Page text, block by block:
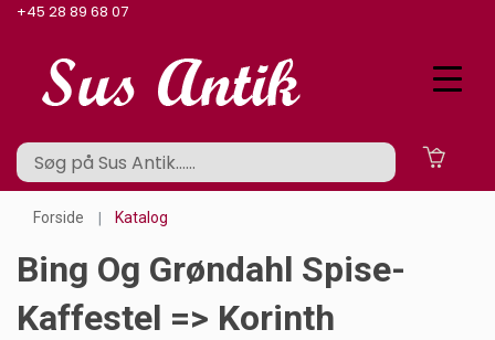
+45 28 89 68 07
Forside Katalog
Bing Og Grøndahl Spise-
Kaffestel => Korinth